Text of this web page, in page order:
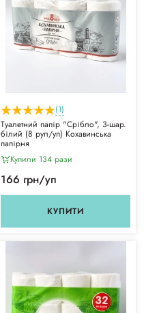
(1)
Туалетний папір "Срібло", 3-шар.
білий (8 рул/уп) Кохавинська
папірня
Купили 134 рази
166 грн/уп
КУПИТИ